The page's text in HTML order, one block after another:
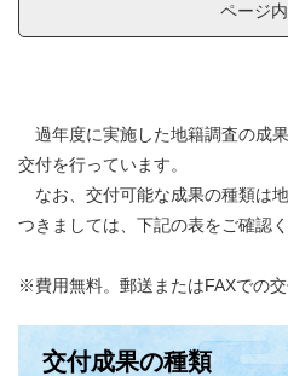
ページ
過年度に実施した地籍調査の成
交付を行っています。
なお、交付可能な成果の種類は
つきましては、下記の表をご確認く
※費用無料。郵送またはFAXでの交
交付成果の種類